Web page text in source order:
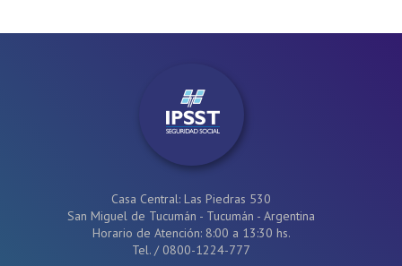
Casa Central: Las Piedras 530
San Miguel de Tucumán - Tucumán - Argentina
Horario de Atención: 8:00 a 13:30 hs.
Tel./ 0800-1224-777